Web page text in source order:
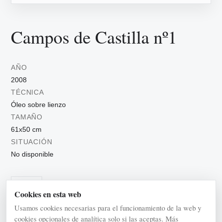
Campos de Castilla nº1
AÑO
2008
TÉCNICA
Óleo sobre lienzo
TAMAÑO
61x50 cm
SITUACIÓN
No disponible
Cookies en esta web
Usamos cookies necesarias para el funcionamiento de la web y
cookies opcionales de analítica solo si las aceptas. Más